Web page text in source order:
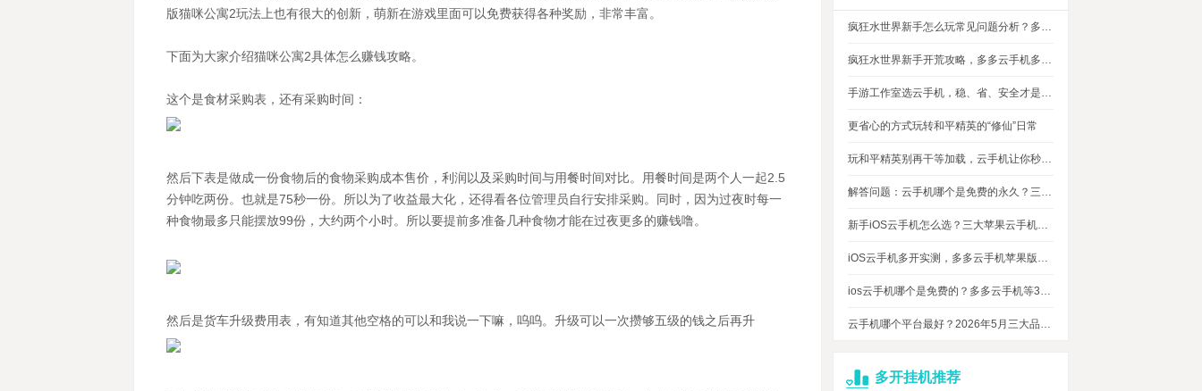
版猫咪公寓2玩法上也有很大的创新，萌新在游戏里面可以免费获得各种奖励，非常丰富。
下面为大家介绍猫咪公寓2具体怎么赚钱攻略。
这个是食材采购表，还有采购时间：
然后下表是做成一份食物后的食物采购成本售价，利润以及采购时间与用餐时间对比。用餐时间是两个人一起2.5
分钟吃两份。也就是75秒一份。所以为了收益最大化，还得看各位管理员自行安排采购。同时，因为过夜时每一
种食物最多只能摆放99份，大约两个小时。所以要提前多准备几种食物才能在过夜更多的赚钱噜。
然后是货车升级费用表，有知道其他空格的可以和我说一下嘛，呜呜。升级可以一次攒够五级的钱之后再升
疯狂水世界新手怎么玩常见问题分析？多多云手机多开托管挂机升级打怪
疯狂水世界新手开荒攻略，多多云手机多开托管，自动搞定海量重复日常快速升级
手游工作室选云手机，稳、省、安全才是实在考量
更省心的方式玩转和平精英的“修仙”日常
玩和平精英别再干等加载，云手机让你秒玩游戏进战场
解答问题：云手机哪个是免费的永久？三大免费永久正版云手机对比
新手iOS云手机怎么选？三大苹果云手机知名品牌性能对比测评
iOS云手机多开实测，多多云手机苹果版最多可同时运行多少台？
ios云手机哪个是免费的？多多云手机等3大品牌对比测评，告诉你免费ios云手机的真相
云手机哪个平台最好？2026年5月三大品牌云手机权威盘点：综合实力，谁才是全能王？
多开挂机推荐